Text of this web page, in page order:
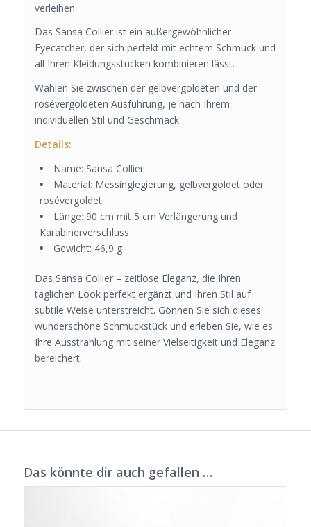
verleihen.
Das Sansa Collier ist ein außergewöhnlicher
Eyecatcher, der sich perfekt mit echtem Schmuck und
all Ihren Kleidungsstücken kombinieren lässt.
Wählen Sie zwischen der gelbvergoldeten und der
rosévergoldeten Ausführung, je nach Ihrem
individuellen Stil und Geschmack.
Details:
Name: Sansa Collier
Material: Messinglegierung, gelbvergoldet oder
rosévergoldet
Länge: 90 cm mit 5 cm Verlängerung und
Karabinerverschluss
Gewicht: 46,9 g
Das Sansa Collier – zeitlose Eleganz, die Ihren
täglichen Look perfekt ergänzt und Ihren Stil auf
subtile Weise unterstreicht. Gönnen Sie sich dieses
wunderschöne Schmuckstück und erleben Sie, wie es
Ihre Ausstrahlung mit seiner Vielseitigkeit und Eleganz
bereichert.
Das könnte dir auch gefallen …